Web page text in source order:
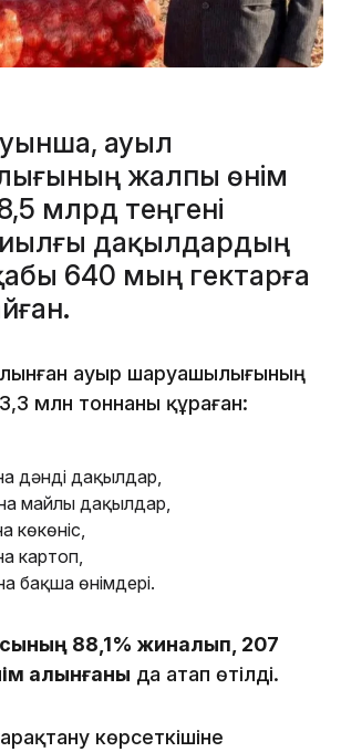
ауыл
жалпы өнім
млрд теңгені
дақылдардың
640 мың гектарға
ауыр шаруашылығының
млн тоннаны құраған:
дәнді дақылдар,
майлы дақылдар,
көкөніс,
картоп,
бақша өнімдері.
88,1% жиналып, 207
алынғаны да атап өтілді.
көрсеткішіне